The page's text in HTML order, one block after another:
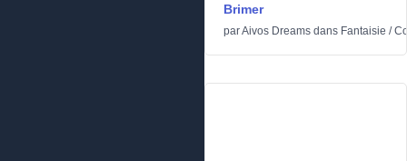
Brimer
parAivos Dreams dans Fantaisie /